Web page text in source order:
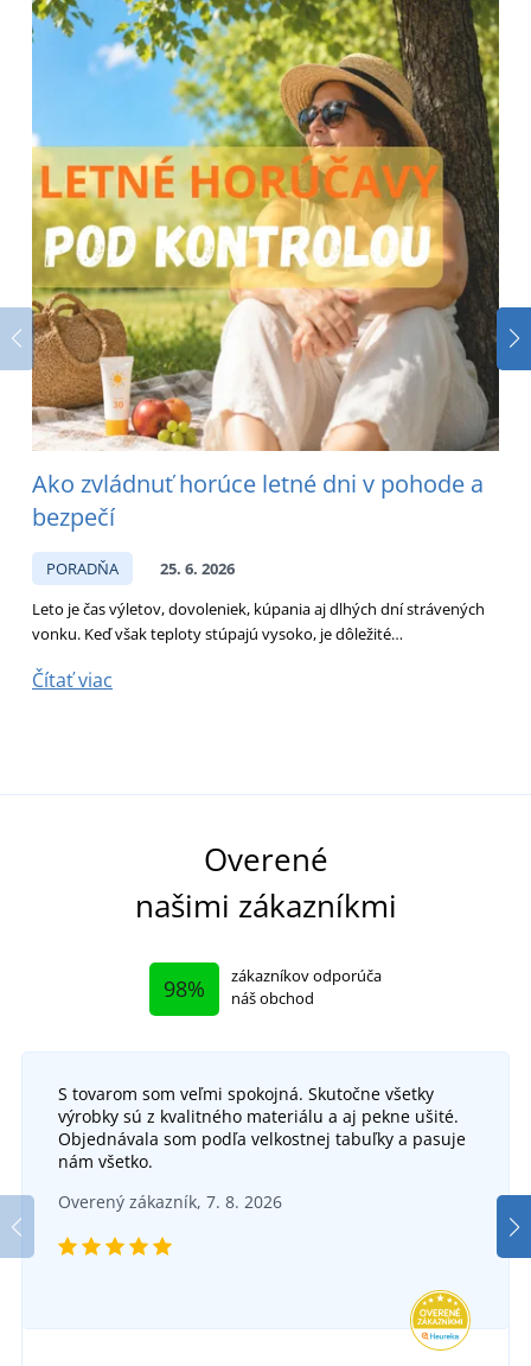
Ako zvládnuť horúce letné dni v pohode a
bezpečí
PORADŇA
25. 6. 2026
Leto je čas výletov, dovoleniek, kúpania aj dlhých dní strávených
vonku. Keď však teploty stúpajú vysoko, je dôležité…
Čítať viac
Overené
našimi zákazníkmi
98%
zákazníkov odporúča
náš obchod
S tovarom som veľmi spokojná. Skutočne všetky
výrobky sú z kvalitného materiálu a aj pekne ušité.
Objednávala som podľa velkostnej tabuľky a pasuje
nám všetko.
Overený zákazník, 7. 8. 2026